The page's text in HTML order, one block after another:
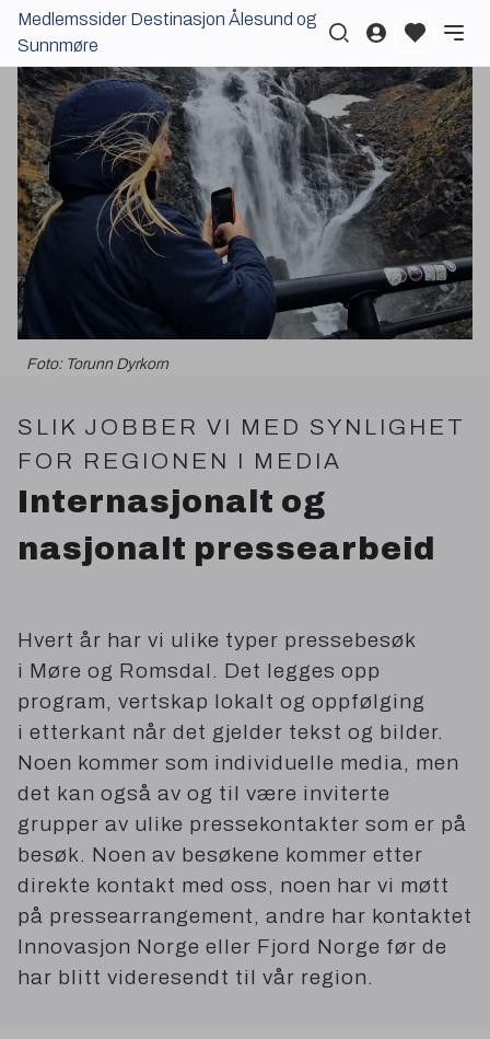
Medlemssider Destinasjon Ålesund og
Sunnmøre
Logg inn
Foto: Torunn Dyrkorn
SLIK JOBBER VI MED SYNLIGHET
FOR REGIONEN I MEDIA
Internasjonalt og
nasjonalt pressearbeid
Hvert år har vi ulike typer pressebesøk
i Møre og Romsdal. Det legges opp
program, vertskap lokalt og oppfølging
i etterkant når det gjelder tekst og bilder.
Noen kommer som individuelle media, men
det kan også av og til være inviterte
grupper av ulike pressekontakter som er på
besøk. Noen av besøkene kommer etter
direkte kontakt med oss, noen har vi møtt
på pressearrangement, andre har kontaktet
Innovasjon Norge eller Fjord Norge før de
har blitt videresendt til vår region.